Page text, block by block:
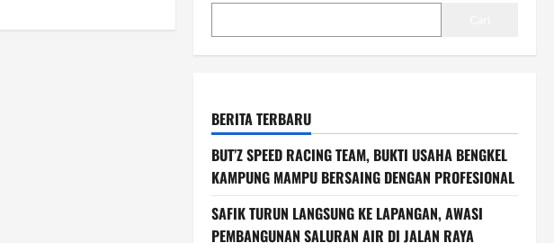
BERITA TERBARU
BUT’Z SPEED RACING TEAM, BUKTI USAHA BENGKEL
KAMPUNG MAMPU BERSAING DENGAN PROFESIONAL
SAFIK TURUN LANGSUNG KE LAPANGAN, AWASI
PEMBANGUNAN SALURAN AIR DI JALAN RAYA